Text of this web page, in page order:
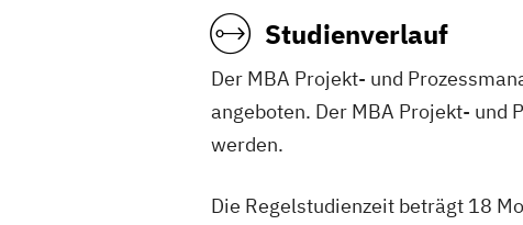
Studienverlauf
Der MBA Projekt- und
angeboten. Der MBA Projekt- und
werden.
Die Regelstudienzeit beträgt 18